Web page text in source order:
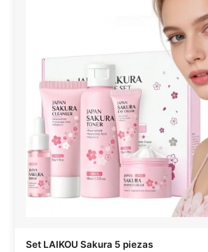
Set LAIKOU Sakura 5 piezas